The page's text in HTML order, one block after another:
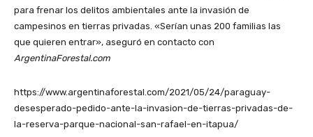
para frenar los delitos ambientales ante la invasión de
campesinos en tierras privadas. «Serían unas 200 familias las
que quieren entrar», aseguró en contacto con
ArgentinaForestal.com
https://www.argentinaforestal.com/2021/05/24/paraguay-
desesperado-pedido-ante-la-invasion-de-tierras-privadas-de-
la-reserva-parque-nacional-san-rafael-en-itapua/